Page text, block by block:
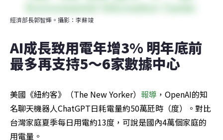
經濟部長郭智輝。攝影：李蘇竣
AI成長致用電年增3% 明年底前
最多再支持5～6家數據中心
美國《紐約客》（The New Yorker） 報導 ，OpenAI的知
名聊天機器人ChatGPT日耗電量約50萬瓩時（度）。對比
台灣家庭夏季每日用電約13度，可說是國內4萬個家庭的
用電量。